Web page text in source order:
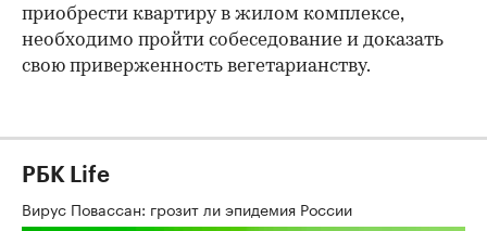
приобрести квартиру в жилом комплексе,
необходимо пройти собеседование и доказать
свою приверженность вегетарианству.
РБК Life
Вирус Повассан: грозит ли эпидемия России